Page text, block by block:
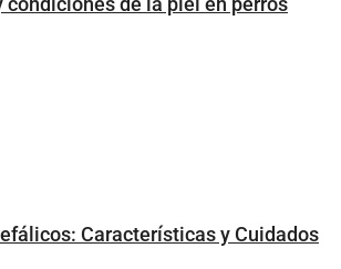
Características y Cuidados